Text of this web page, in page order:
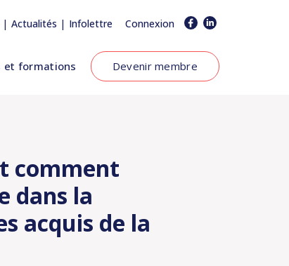
| Actualités | Infolettre Connexion
et formations Devenir membre
comment
dans la
acquis de la